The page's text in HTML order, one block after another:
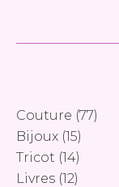
Couture (77)
Bijoux (15)
Tricot (14)
Livres (12)